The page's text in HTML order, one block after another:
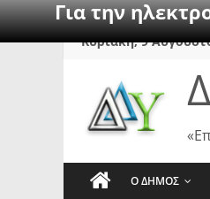
Για την
SkipΚυριακή, 9
Ο ΔΗΜΟΣ